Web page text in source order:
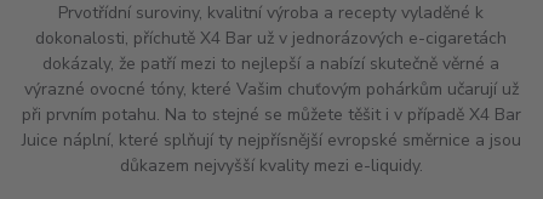
Prvotřídní suroviny, kvalitní výroba a recepty vyladěné k
dokonalosti, příchutě X4 Bar už v jednorázových e-cigaretách
dokázaly, že patří mezi to nejlepší a nabízí skutečně věrné a
výrazné ovocné tóny, které Vašim chuťovým pohárkům učarují už
při prvním potahu. Na to stejné se můžete těšit i v případě X4 Bar
Juice náplní, které splňují ty nejpřísnější evropské směrnice a jsou
důkazem nejvyšší kvality mezi e-liquidy.